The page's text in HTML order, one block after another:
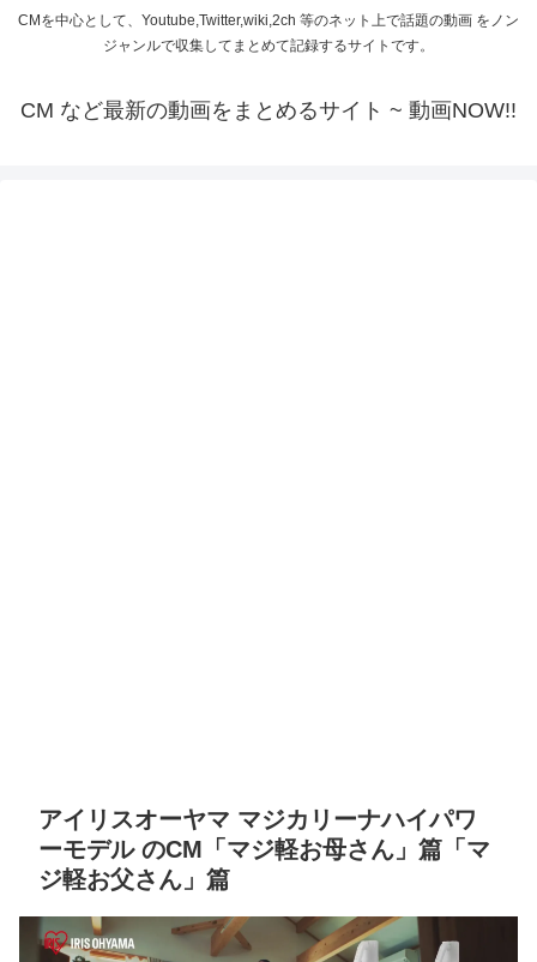
CMを中心として、Youtube,Twitter,wiki,2ch 等のネット上で話題の動画 をノン
ジャンルで収集してまとめて記録するサイトです。
CM など最新の動画をまとめるサイト ~ 動画NOW!!
アイリスオーヤマ マジカリーナハイパワ
ーモデル のCM「マジ軽お母さん」篇「マ
ジ軽お父さん」篇